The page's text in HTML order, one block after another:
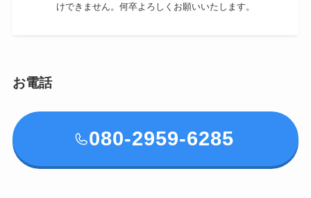
けできません。何卒よろしくお願いいたします。
お電話
080-2959-6285